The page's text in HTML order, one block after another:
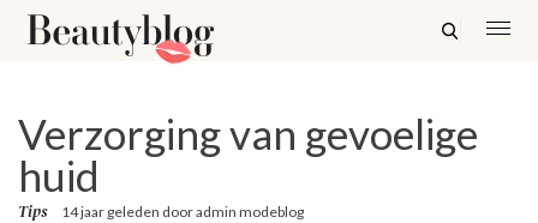
Verzorging van gevoelige
huid
Tips 14 jaar geleden dooradmin modeblog